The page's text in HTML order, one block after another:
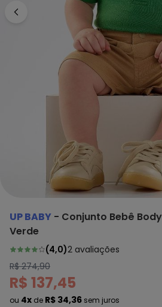
UP BABY - Conjunto Bebê
Verde
(4,0)2 avaliações
R$ 274,90
R$ 137,45
ou 4x de R$ 34,36 sem juros